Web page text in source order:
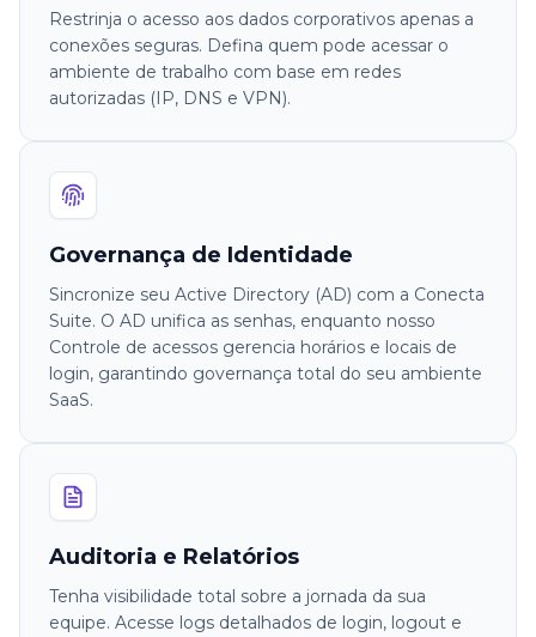
Restrinja o acesso aos dados corporativos apenas a
conexões seguras. Defina quem pode acessar o
ambiente de trabalho com base em redes
autorizadas (IP, DNS e VPN).
Governança de Identidade
Sincronize seu Active Directory (AD) com a Conecta
Suite. O AD unifica as senhas, enquanto nosso
Controle de acessos gerencia horários e locais de
login, garantindo governança total do seu ambiente
SaaS.
Auditoria e Relatórios
Tenha visibilidade total sobre a jornada da sua
equipe. Acesse logs detalhados de login, logout e